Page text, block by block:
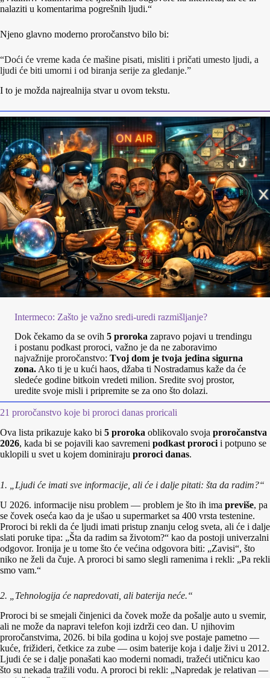
nalaziti u komentarima pogrešnih ljudi.“
Njeno glavno moderno proročanstvo bilo bi:
“Doći će vreme kada će mašine pisati, misliti i pričati umesto ljudi, a
ljudi će biti umorni i od biranja serije za gledanje.”
I to je možda najrealnija stvar u ovom tekstu.
Intermeco: Zašto je važno sredi-uredi razmišljanje?
Dok čekamo da se ovih 5 proroka zapravo pojavi u trendingu
i postanu podkast proroci, važno je da ne zaboravimo
najvažnije proročanstvo: Tvoj dom je tvoja jedina sigurna
zona.Ako ti je u kući haos, džaba ti Nostradamus kaže da će
sledeće godine bitkoin vredeti milion. Sredite svoj prostor,
uredite svoje misli i pripremite se za ono što dolazi.
21 proročanstvo koje bi proroci danas proricali
Ova lista prikazuje kako bi 5 proroka oblikovalo svoja proročanstva
2026, kada bi se pojavili kao savremeni podkast proroci i potpuno se
uklopili u svet u kojem dominiraju proroci danas.
1. „Ljudi će imati sve informacije, ali će i dalje pitati: šta da radim?“
U 2026. informacije nisu problem — problem je što ih ima previše, pa
se čovek oseća kao da je ušao u supermarket sa 400 vrsta testenine.
Proroci bi rekli da će ljudi imati pristup znanju celog sveta, ali će i dalje
slati poruke tipa: „Šta da radim sa životom?“ kao da postoji univerzalni
odgovor. Ironija je u tome što će većina odgovora biti: „Zavisi“, što
niko ne želi da čuje. A proroci bi samo slegli ramenima i rekli: „Pa rekli
smo vam.“
2. „Tehnologija će napredovati, ali baterija neće.“
Proroci bi se smejali činjenici da čovek može da pošalje auto u svemir,
ali ne može da napravi telefon koji izdrži ceo dan. U njihovim
proročanstvima, 2026. bi bila godina u kojoj sve postaje pametno —
kuće, frižideri, četkice za zube — osim baterije koja i dalje živi u 2012.
Ljudi će se i dalje ponašati kao moderni nomadi, tražeći utičnicu kao
što su nekada tražili vodu. A proroci bi rekli: „Napredak je relativan —